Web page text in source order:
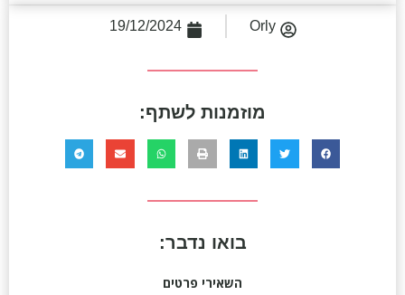
Orly
19/12/2024
מוזמנות לשתף:
בואו נדבר:
השאירי פרטים